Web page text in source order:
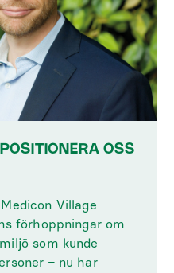
OSS
Village
förhoppningar om
som kunde
− nu har